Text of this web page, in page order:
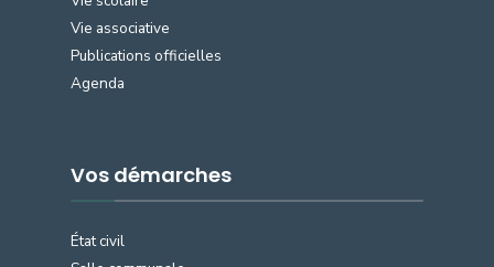
Vie associative
Publications officielles
Agenda
Vos démarches
État civil